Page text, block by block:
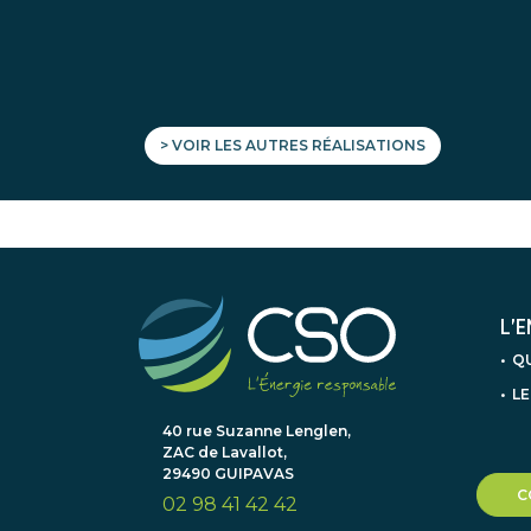
> VOIR LES AUTRES RÉALISATIONS
40 rue Suzanne Lenglen,
ZAC de Lavallot,
29490 GUIPAVAS
02 98 41 42 42